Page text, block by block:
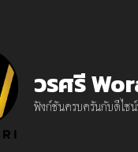
วรศรี
ฟังก์ชันครบครันกับดีไซน์